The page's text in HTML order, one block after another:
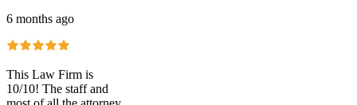
6 months ago
This Law Firm is
10/10! The staff and